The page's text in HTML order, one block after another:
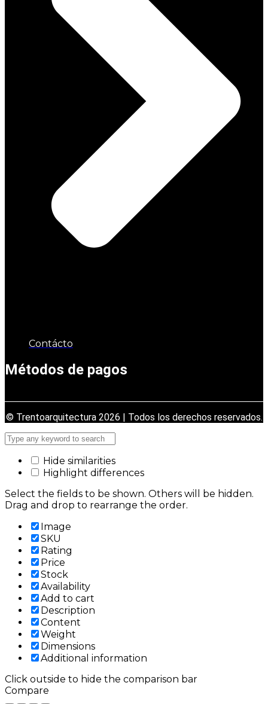
Contácto
Métodos de pagos
© Trentoarquitectura 2026 | Todos los derechos reservados.
Hide similarities
Highlight differences
Select the fields to be shown. Others will be hidden.
Drag and drop to rearrange the order.
Image
SKU
Rating
Price
Stock
Availability
Add to cart
Description
Content
Weight
Dimensions
Additional information
Click outside to hide the comparison bar
Compare